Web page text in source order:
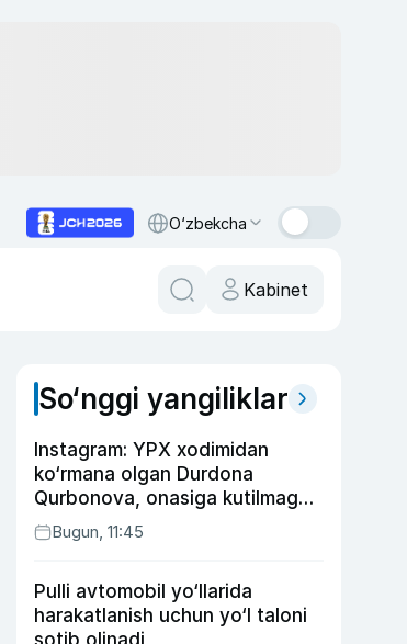
O‘zbekcha
Kabinet
So‘nggi yangiliklar
Instagram: YPX xodimidan
ko‘rmana olgan Durdona
Qurbonova, onasiga kutilmagan
sovg‘a tayyorlagan Umid vines,
xonanda Rayhon nimadan xafa?
Bugun, 11:45
Pulli avtomobil yo‘llarida
harakatlanish uchun yo‘l taloni
sotib olinadi